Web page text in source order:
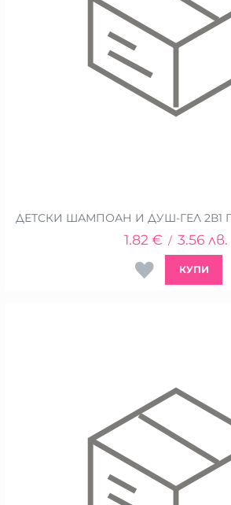
ДЕТСКИ ШАМПОАН И ДУШ-ГЕЛ 2В1
1.82 € / 3.56 лв.
КУПИ